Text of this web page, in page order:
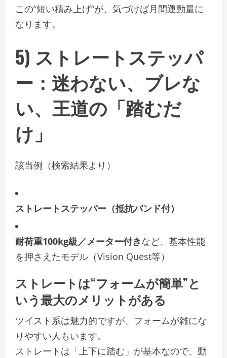
この“短い積み上げ”が、気づけば月間運動量に
なります。
5) ストレートステッパ
ー ：迷わない、ブレな
い、王道の「踏むだ
け」
該当例（検索結果より）
ストレートステッパー（抵抗バンド付）
耐荷重100kg級／メーター付きなど、基本性能
を押さえたモデル（Vision Quest等）
ストレートは“フォームが簡単”と
いう最大のメリットがある
ツイスト系は魅力的ですが、フォームが雑にな
りやすい人もいます。
ストレートは「上下に踏む」が基本なので、動